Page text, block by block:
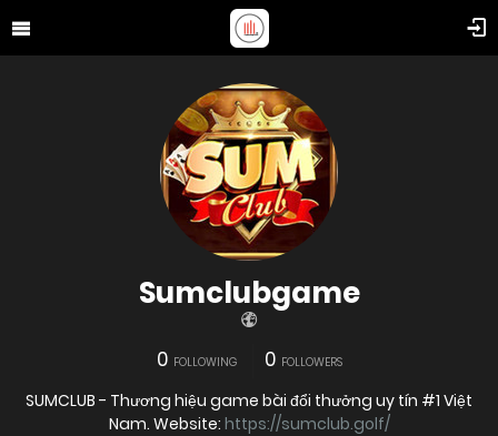
Sumclubgame
0 FOLLOWING 0 FOLLOWERS
SUMCLUB - Thương hiệu game bài đổi thưởng uy tín #1 Việt
Nam. Website: https://sumclub.golf/